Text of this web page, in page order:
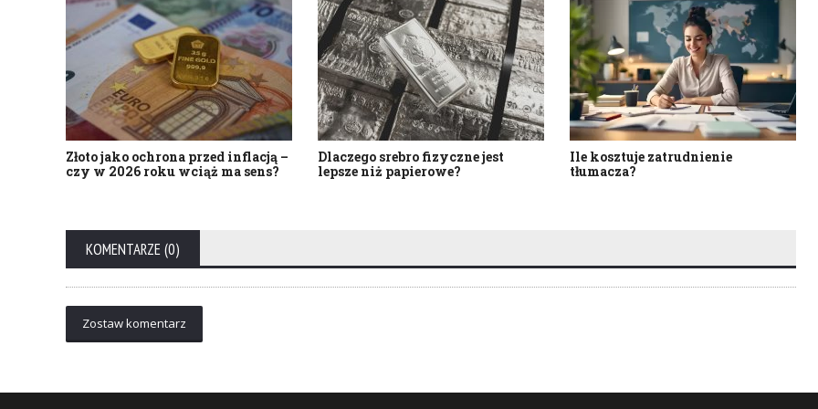
Złoto jako ochrona przed inflacją –
czy w 2026 roku wciąż ma sens?
Dlaczego srebro fizyczne jest
lepsze niż papierowe?
Ile kosztuje zatrudnienie
tłumacza?
KOMENTARZE (0)
Zostaw komentarz